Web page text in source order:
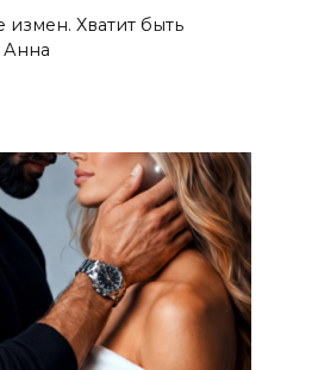
измен. Хватит быть